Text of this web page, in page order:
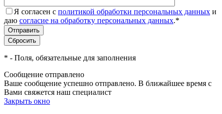
Я согласен с политикой обработки персональных данных и
даю согласие на обработку персональных данных.*
* - Поля, обязательные для заполнения
Сообщение отправлено
Ваше сообщение успешно отправлено. В ближайшее время с
Вами свяжется наш специалист
Закрыть окно